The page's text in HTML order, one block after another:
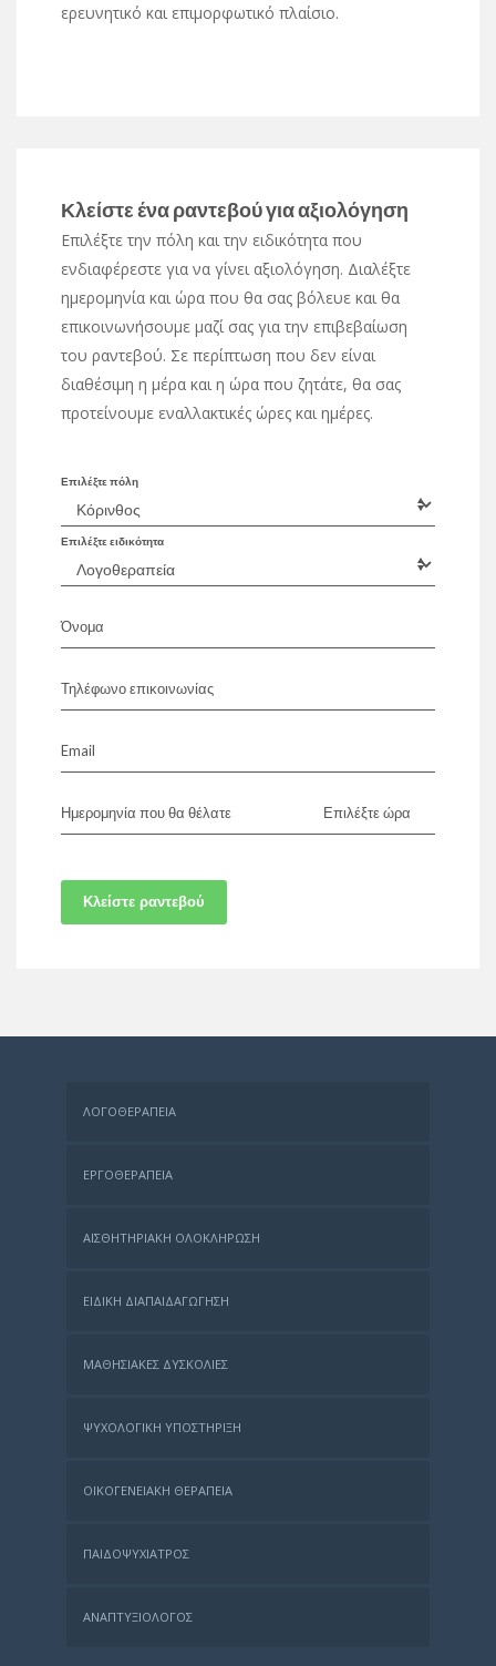
ερευνητικό και επιμορφωτικό πλαίσιο.
Κλείστε ένα ραντεβού για αξιολόγηση
Επιλέξτε την πόλη και την ειδικότητα που
ενδιαφέρεστε για να γίνει αξιολόγηση. Διαλέξτε
ημερομηνία και ώρα που θα σας βόλευε και θα
επικοινωνήσουμε μαζί σας για την επιβεβαίωση
του ραντεβού. Σε περίπτωση που δεν είναι
διαθέσιμη η μέρα και η ώρα που ζητάτε, θα σας
προτείνουμε εναλλακτικές ώρες και ημέρες.
Επιλέξτε πόλη
Επιλέξτε ειδικότητα
Όνομα
Τηλέφωνο επικοινωνίας
Email
Ημερομηνία που θα θέλατε Επιλέξτε ώρα
Κλείστε ραντεβού
ΛΟΓΟΘΕΡΑΠΕΊΑ
ΕΡΓΟΘΕΡΑΠΕΊΑ
ΑΙΣΘΗΤΗΡΙΑΚΉ ΟΛΟΚΛΉΡΩΣΗ
ΕΙΔΙΚΉ ΔΙΑΠΑΙΔΑΓΏΓΗΣΗ
ΜΑΘΗΣΙΑΚΈΣ ΔΥΣΚΟΛΊΕΣ
ΨΥΧΟΛΟΓΙΚΉ ΥΠΟΣΤΉΡΙΞΗ
ΟΙΚΟΓΕΝΕΙΑΚΉ ΘΕΡΑΠΕΊΑ
ΠΑΙΔΟΨΥΧΊΑΤΡΟΣ
ΑΝΑΠΤΥΞΙΟΛΌΓΟΣ